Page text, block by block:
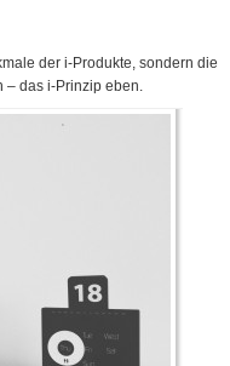
der i-Produkte, sondern die
das i-Prinzip eben.